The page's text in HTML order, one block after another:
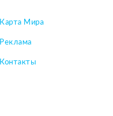
Карта Мира
Реклама
Контакты